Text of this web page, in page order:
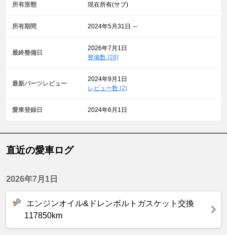
所有形態 現在所有(サブ)
所有期間 2024年5月31日 ～
最終整備日
2026年7月1日
整備数 (28)
最新パーツレビュー
2024年9月1日
レビュー数 (2)
愛車登録日 2024年6月1日
直近の愛車ログ
2026年7月1日
エンジンオイル&ドレンボルトガスケット交換
117850km